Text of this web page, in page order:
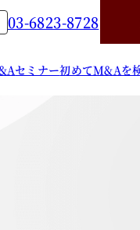
03-6823-8728
セミナー初めてM&Aを